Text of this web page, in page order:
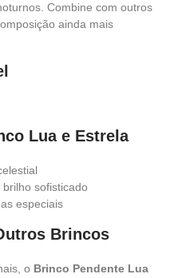
Combine com outros
ainda mais
Lua e Estrela
sofisticado
especiais
Brincos
o Brinco Pendente Lua